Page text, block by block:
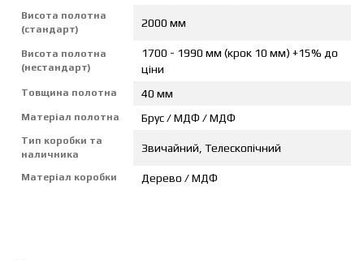
Висота полотна
(стандарт)
2000 мм
Висота полотна
(нестандарт)
1700 - 1990 мм (крок 10 мм) +15% до
ціни
Товщина полотна 40 мм
Матеріал полотна Брус / МДФ / МДФ
Тип коробки та
наличника
Звичайний, Телескопічний
Матеріал коробки Дерево / МДФ